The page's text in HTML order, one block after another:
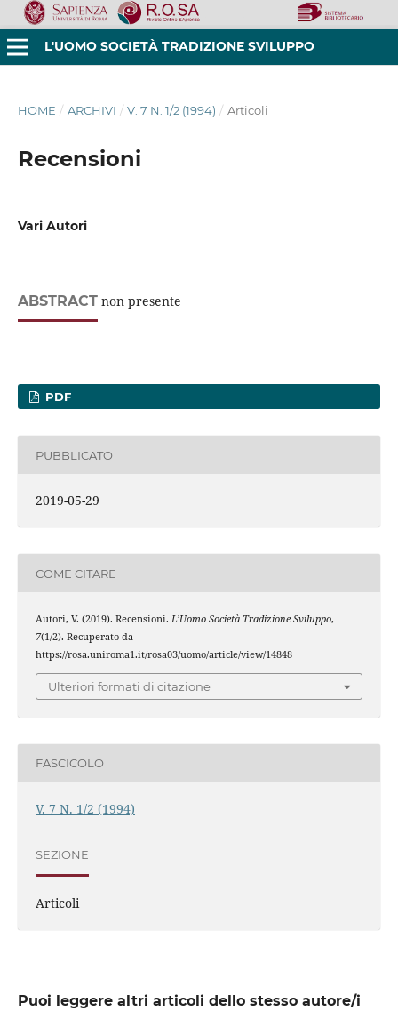
L'UOMO SOCIETÀ TRADIZIONE SVILUPPO
HOME / ARCHIVI / V. 7 N. 1/2 (1994) / Articoli
Recensioni
Vari Autori
ABSTRACTnon presente
PDF
PUBBLICATO
2019-05-29
COME CITARE
Autori, V. (2019). Recensioni. L’Uomo Società Tradizione Sviluppo,
7(1/2). Recuperato da
https://rosa.uniroma1.it/rosa03/uomo/article/view/14848
Ulteriori formati di citazione
FASCICOLO
V. 7 N. 1/2 (1994)
SEZIONE
Articoli
Puoi leggere altri articoli dello stesso autore/i